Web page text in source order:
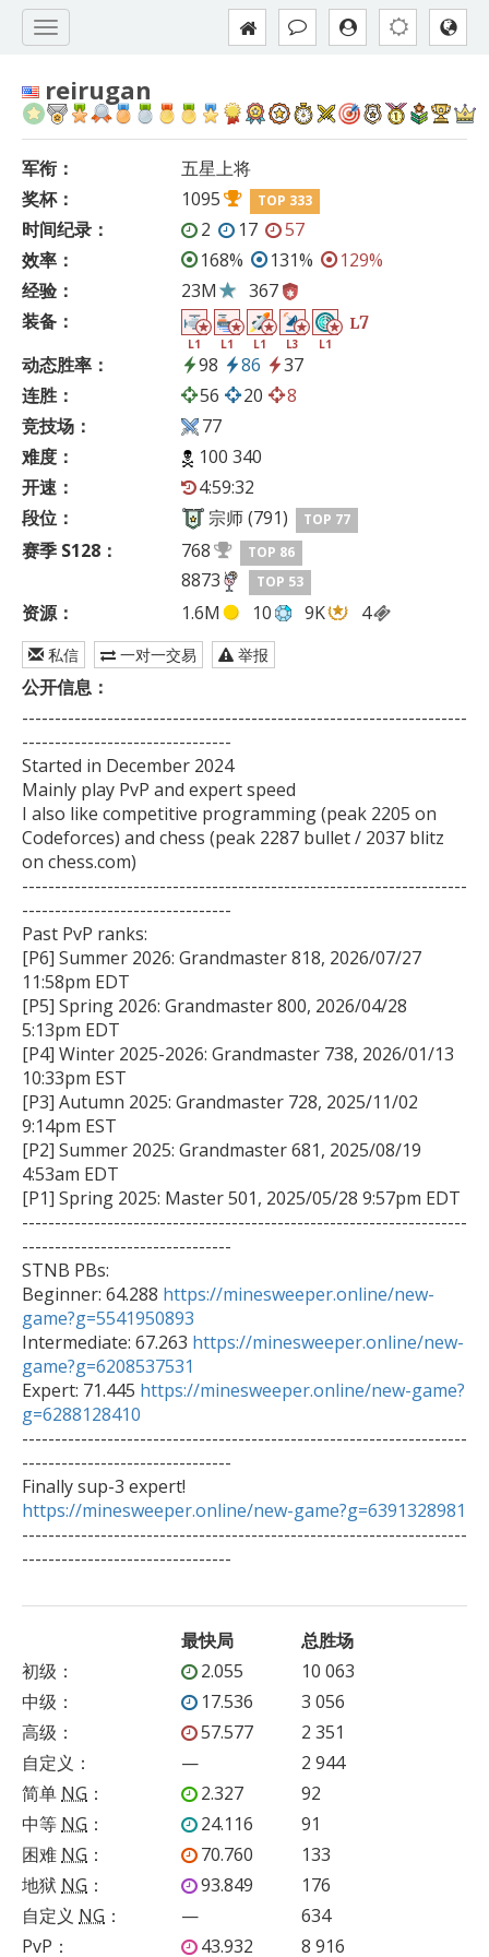
reirugan
军衔：
五星上将
奖杯：
1095 TOP 333
时间纪录： 2 17
57
效率：
168% 131%
129%
经验：
23M
367
装备：
L1 L1 L1 L3 L1
L7
动态胜率： 98 86
37
连胜：
56 20
8
竞技场：
77
难度：
100 340
开速：
4:59:32
段位：
宗师 (791) TOP 77
赛季 S128： 768 TOP 86
8873 TOP 53
资源： 1.6M 10 9K 4
私信 一对一交易 举报
公开信息：
--------------------------------------------------------------------
--------------------------------
Started in December 2024
Mainly play PvP and expert speed
I also like competitive programming (peak 2205 on
Codeforces) and chess (peak 2287 bullet / 2037 blitz
on chess.com)
--------------------------------------------------------------------
--------------------------------
Past PvP ranks:
[P6] Summer 2026: Grandmaster 818, 2026/07/27
11:58pm EDT
[P5] Spring 2026: Grandmaster 800, 2026/04/28
5:13pm EDT
[P4] Winter 2025-2026: Grandmaster 738, 2026/01/13
10:33pm EST
[P3] Autumn 2025: Grandmaster 728, 2025/11/02
9:14pm EST
[P2] Summer 2025: Grandmaster 681, 2025/08/19
4:53am EDT
[P1] Spring 2025: Master 501, 2025/05/28 9:57pm EDT
--------------------------------------------------------------------
--------------------------------
STNB PBs:
Beginner: 64.288 https://minesweeper.online/new-
game?g=5541950893
Intermediate: 67.263 https://minesweeper.online/new-
game?g=6208537531
Expert: 71.445 https://minesweeper.online/new-game?
g=6288128410
--------------------------------------------------------------------
--------------------------------
https://minesweeper.online/new-game?g=6391328981
--------------------------------------------------------------------
--------------------------------
最快局
总胜场
初级 ： 2.055
10 063
中级 ： 17.536
3 056
高级 ： 57.577
2 351
自定义 ： —
2 944
简单 NG ： 2.327
92
中等 NG ： 24.116
91
困难 NG ： 70.760
133
地狱 NG ： 93.849
176
自定义 NG ： —
634
PvP ： 43.932 8 916